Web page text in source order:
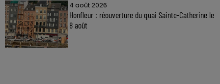
4 août 2026
Honfleur : réouverture du quai Sainte-Catherine le
8 août